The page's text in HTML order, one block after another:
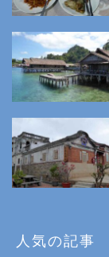
人気の記事